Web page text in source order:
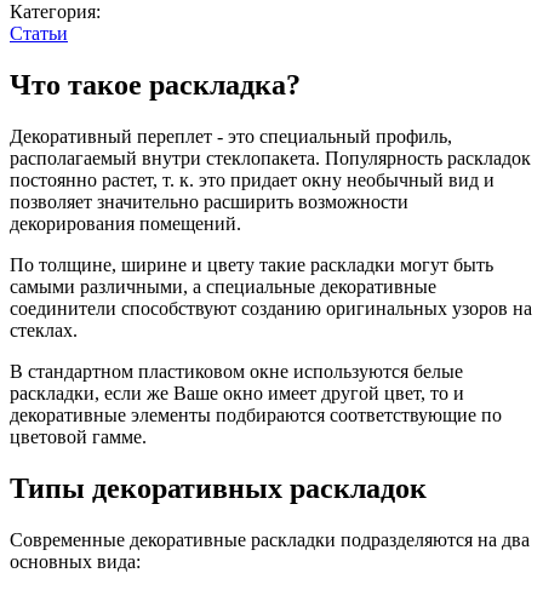
Категория:
Статьи
Что такое раскладка?
Декоративный переплет - это специальный профиль,
располагаемый внутри стеклопакета. Популярность раскладок
постоянно растет, т. к. это придает окну необычный вид и
позволяет значительно расширить возможности
декорирования помещений.
По толщине, ширине и цвету такие раскладки могут быть
самыми различными, а специальные декоративные
соединители способствуют созданию оригинальных узоров на
стеклах.
В стандартном пластиковом окне используются белые
раскладки, если же Ваше окно имеет другой цвет, то и
декоративные элементы подбираются соответствующие по
цветовой гамме.
Типы декоративных раскладок
Современные декоративные раскладки подразделяются на два
основных вида: